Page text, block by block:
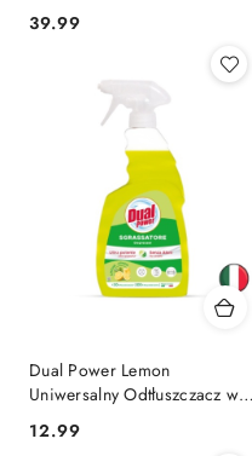
Cena:
39.99
Dual Power Lemon
Uniwersalny Odtłuszczacz w
Cena:
12.99